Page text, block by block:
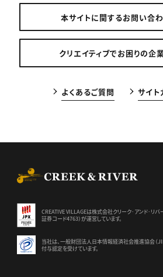
本サイトに関するお問い合
クリエイティブでお困りの企
よくあるご質問 サイト
CREATIVE VILLAGEは株式会社クリーク･アンド･リバ
証券コード4763）が運営しています。
当社は、一般財団法人日本情報経済社会推進協会（
付与認定を受けています。